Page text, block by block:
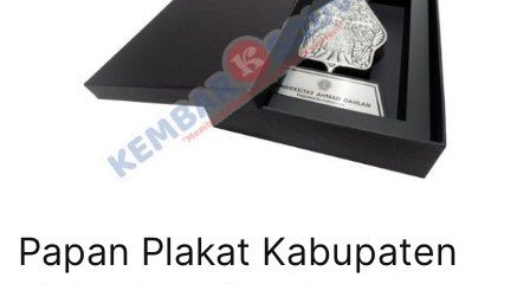
Papan Plakat Kabupaten